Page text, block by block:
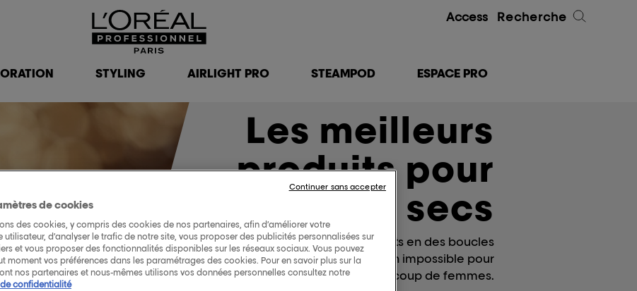
Access Recherche
STYLING AIRLIGHT PRO STEAMPOD ESPACE PRO
Les meilleurs
produits pour
cheveux secs
Transformer vos cheveux secs et cassants en des boucles
douces et lustrées semble être mission impossible pour
beaucoup de femmes.
de cookies
des cookies, y compris des cookies de nos partenaires, afin d’améliorer votre
utilisateur, d’analyser le trafic de notre site, vous proposer des publicités personnalisées sur
et vous proposer des fonctionnalités disponibles sur les réseaux sociaux. Vous pouvez
moment vos préférences dans les paramétrages des cookies. Pour en savoir plus sur la
nos partenaires et nous-mêmes utilisons vos données personnelles consultez notre
confidentialité
Continuer sans accepter